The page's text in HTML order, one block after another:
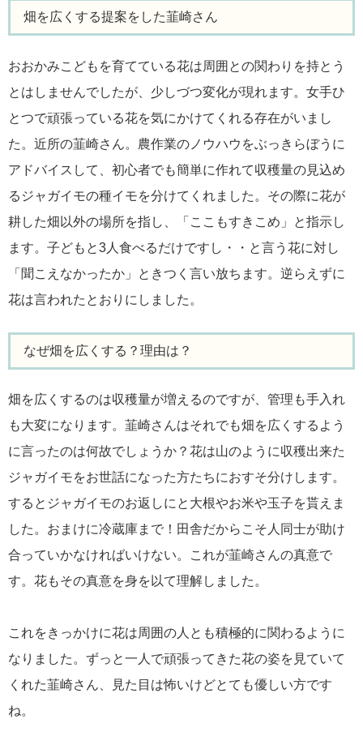
畑を広くする提案をした韮崎さん
おおかみこどもを育てている花は周囲との関わりを持とう
とはしませんでしたが、少しづつ変化が現れます。女手ひ
とつで頑張っている花を気にかけてくれる存在がいまし
た。近所の韮崎さん。農作業のノウハウをぶっきらぼうに
アドバイスして、初心者でも簡単に作れて収穫量の見込め
るジャガイモの種イモを分けてくれました。その際に花が
耕した畑以外の場所を指し、「ここもすきこめ」と指示し
ます。子どもと3人食べるだけですし・・と言う花に対し
「聞こえなかったか」ときつく言い放ちます。逆らえずに
花は言われたとおりにしました。
なぜ畑を広くする？理由は？
畑を広くするのは収穫量が増えるのですが、管理も手入れ
も大変になります。韮崎さんはそれでも畑を広くするよう
に言ったのは何故でしょうか？花は山のように収穫出来た
ジャガイモをお世話になった方たちにおすそ分けします。
するとジャガイモのお返しにと大根やお米や玉子を貰えま
した。おまけに冷蔵庫まで！田舎だからこそ人同士が助け
合っていかなければいけない。これが韮崎さんの真意で
す。花もその真意を身を以て理解しました。
これをきっかけに花は周囲の人とも積極的に関わるように
なりました。ずっと一人で頑張ってきた花の姿を見ていて
くれた韮崎さん、見た目は怖いけどとても優しい方です
ね。